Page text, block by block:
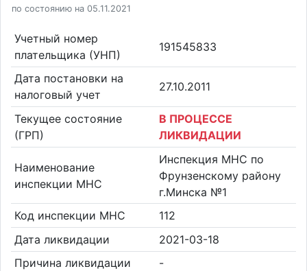
по состоянию на 05.11.2021
Учетный номер
плательщика (УНП)
191545833
Дата постановки на
налоговый учет
27.10.2011
Текущее состояние
(ГРП)
В ПРОЦЕССЕ
ЛИКВИДАЦИИ
Наименование
инспекции МНС
Инспекция МНС по
Фрунзенскому району
г.Минска №1
Код инспекции МНС
112
Дата ликвидации
2021-03-18
Причина ликвидации
-